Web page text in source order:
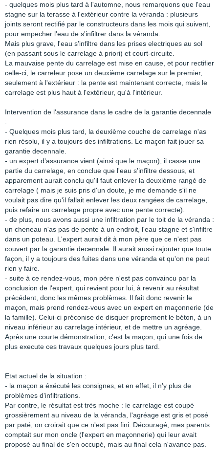
- quelques mois plus tard à l'automne, nous remarquons que l'eau
stagne sur la terasse à l'extérieur contre la véranda : plusieurs
joints seront rectifié par le constructeurs dans les mois qui suivent,
pour empecher l'eau de s'infiltrer dans la véranda.
Mais plus grave, l'eau s'infiltre dans les prises electriques au sol
(en passant sous le carrelage à priori) et court-circuite.
La mauvaise pente du carrelage est mise en cause, et pour rectifier
celle-ci, le carreleur pose un deuxième carrelage sur le premier,
seulement à l'extérieur : la pente est maintenant correcte, mais le
carrelage est plus haut à l'extérieur, qu'à l'intérieur.
Intervention de l'assurance dans le cadre de la garantie decennale
:
- Quelques mois plus tard, la deuxième couche de carrelage n'as
rien résolu, il y a toujours des infiltrations. Le maçon fait jouer sa
garantie decennale.
- un expert d'assurance vient (ainsi que le maçon), il casse une
partie du carrelage, en conclue que l'eau s'infiltre dessous, et
apparement aurait conclu qu'il faut enlever la deuxième rangé de
carrelage ( mais je suis pris d'un doute, je me demande s'il ne
voulait pas dire qu'il fallait enlever les deux rangées de carrelage,
puis refaire un carrelage propre avec une pente correcte).
- de plus, nous avons aussi une infiltration par le toit de la véranda :
un cheneau n'as pas de pente à un endroit, l'eau stagne et s'infiltre
dans un poteau. L'expert aurait dit à mon père que ce n'est pas
couvert par la garantie decennale. Il aurait aussi rajouter que toute
façon, il y a toujours des fuites dans une véranda et qu'on ne peut
rien y faire.
- suite à ce rendez-vous, mon père n'est pas convaincu par la
conclusion de l'expert, qui revient pour lui, à revenir au résultat
précédent, donc les mêmes problèmes. Il fait donc revenir le
maçon, mais prend rendez-vous avec un expert en maçonnerie (de
la famille). Celui-ci préconise de disquer proprement le béton, à un
niveau inférieur au carrelage intérieur, et de mettre un agréage.
Après une courte démonstration, c'est la maçon, qui une fois de
plus execute ces travaux quelques jours plus tard.
Etat actuel de la situation :
- la maçon a éxécuté les consignes, et en effet, il n'y plus de
problèmes d'infiltrations.
Par contre, le résultat est très moche : le carrelage est coupé
grossièrement au niveau de la véranda, l'agréage est gris et posé
par paté, on croirait que ce n'est pas fini. Découragé, mes parents
comptait sur mon oncle (l'expert en maçonnerie) qui leur avait
proposé au final de s'en occupé, mais au final cela n'avance pas.